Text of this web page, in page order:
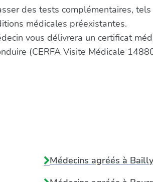
des tests complémentaires,
médicales préexistantes.
vous délivrera un certificat
(CERFA Visite Médicale
Médecins agréés à